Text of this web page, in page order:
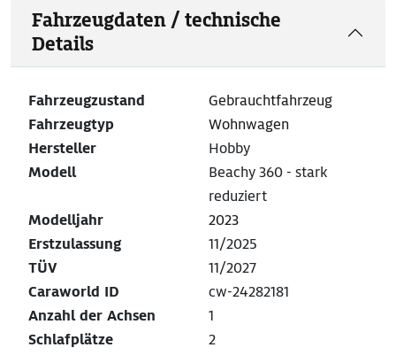
Fahrzeugdaten / technische
Details
Fahrzeugzustand
Gebrauchtfahrzeug
Fahrzeugtyp
Wohnwagen
Hersteller
Hobby
Modell
Beachy 360 - stark
reduziert
Modelljahr
2023
Erstzulassung
11/2025
TÜV
11/2027
Caraworld ID
cw-24282181
Anzahl der Achsen
1
Schlafplätze
2